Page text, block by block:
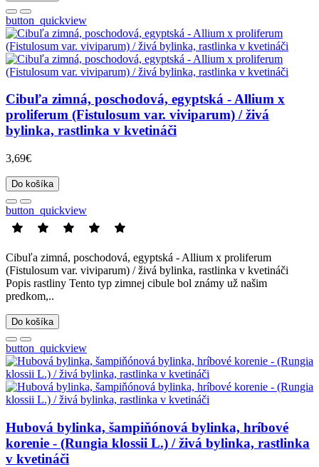
button_quickview
Cibuľa zimná, poschodová, egyptská - Allium x
proliferum (Fistulosum var. viviparum) / živá
bylinka, rastlinka v kvetináči
3,69€
Do košíka
button_quickview
Cibuľa zimná, poschodová, egyptská - Allium x proliferum
(Fistulosum var. viviparum) / živá bylinka, rastlinka v kvetináči
Popis rastliny Tento typ zimnej cibule bol známy už našim
predkom,..
Do košíka
button_quickview
Hubová bylinka, šampiňónová bylinka, hríbové
korenie - (Rungia klossii L.) / živá bylinka, rastlinka
v kvetináči